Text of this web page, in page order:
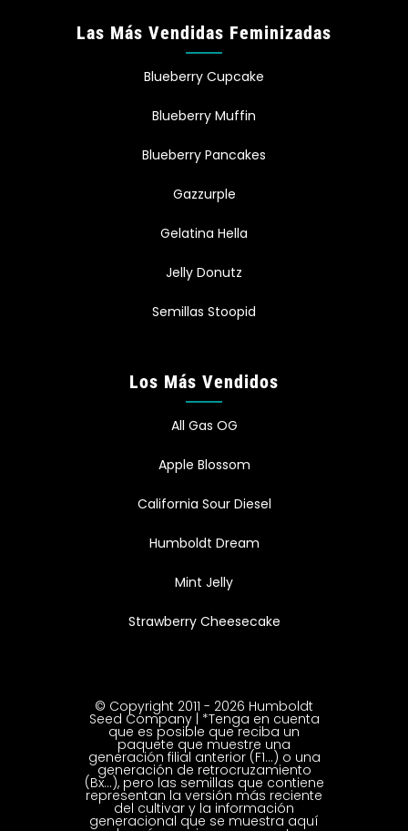
Las Más Vendidas Feminizadas
Blueberry Cupcake
Blueberry Muffin
Blueberry Pancakes
Gazzurple
Gelatina Hella
Jelly Donutz
Semillas Stoopid
Los Más Vendidos
All Gas OG
Apple Blossom
California Sour Diesel
Humboldt Dream
Mint Jelly
Strawberry Cheesecake
© Copyright 2011 - 2026 Humboldt
Seed Company | *Tenga en cuenta
que es posible que reciba un
paquete que muestre una
generación filial anterior (F1...) o una
generación de retrocruzamiento
(Bx...), pero las semillas que contiene
representan la versión más reciente
del cultivar y la información
generacional que se muestra aquí